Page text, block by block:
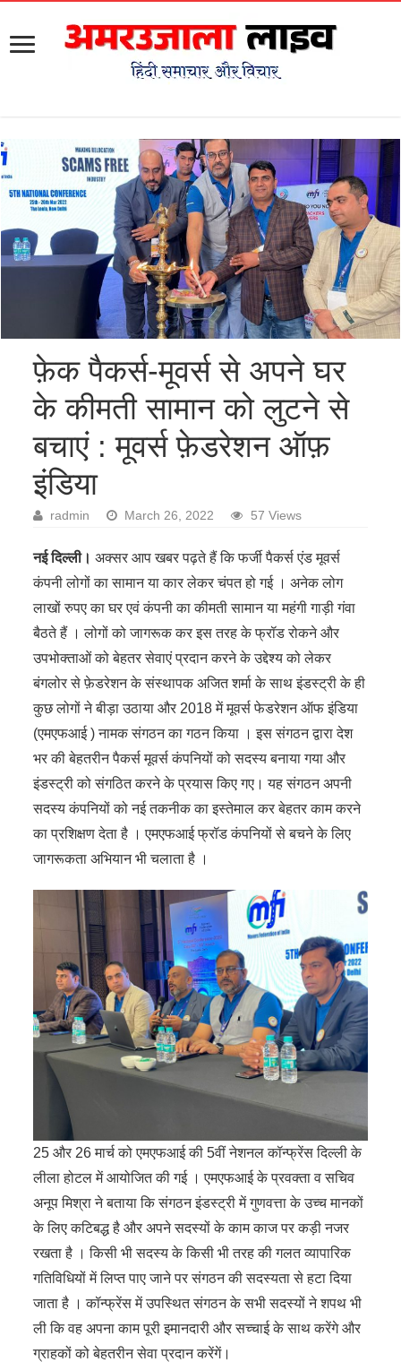
फ़ेक पैकर्स-मूवर्स से अपने घर
के कीमती सामान को लुटने से
बचाएं : मूवर्स फ़ेडरेशन ऑफ़
इंडिया
radmin March 26, 2022 57 Views
नई दिल्ली। अक्सर आप खबर पढ़ते हैं कि फर्जी पैकर्स एंड मूवर्स
कंपनी लोगों का सामान या कार लेकर चंपत हो गई । अनेक लोग
लाखों रुपए का घर एवं कंपनी का कीमती सामान या महंगी गाड़ी गंवा
बैठते हैं । लोगों को जागरूक कर इस तरह के फ्रॉड रोकने और
उपभोक्ताओं को बेहतर सेवाएं प्रदान करने के उद्देश्य को लेकर
बंगलोर से फ़ेडरेशन के संस्थापक अजित शर्मा के साथ इंडस्ट्री के ही
कुछ लोगों ने बीड़ा उठाया और 2018 में मूवर्स फेडरेशन ऑफ इंडिया
(एमएफआई ) नामक संगठन का गठन किया । इस संगठन द्वारा देश
भर की बेहतरीन पैकर्स मूवर्स कंपनियों को सदस्य बनाया गया और
इंडस्ट्री को संगठित करने के प्रयास किए गए। यह संगठन अपनी
सदस्य कंपनियों को नई तकनीक का इस्तेमाल कर बेहतर काम करने
का प्रशिक्षण देता है । एमएफआई फ्रॉड कंपनियों से बचने के लिए
जागरूकता अभियान भी चलाता है ।
25 और 26 मार्च को एमएफआई की 5वीं नेशनल कॉन्फ्रेंस दिल्ली के
लीला होटल में आयोजित की गई । एमएफआई के प्रवक्ता व सचिव
अनूप मिश्रा ने बताया कि संगठन इंडस्ट्री में गुणवत्ता के उच्च मानकों
के लिए कटिबद्ध है और अपने सदस्यों के काम काज पर कड़ी नजर
रखता है । किसी भी सदस्य के किसी भी तरह की गलत व्यापारिक
गतिविधियों में लिप्त पाए जाने पर संगठन की सदस्यता से हटा दिया
जाता है । कॉन्फ्रेंस में उपस्थित संगठन के सभी सदस्यों ने शपथ भी
ली कि वह अपना काम पूरी इमानदारी और सच्चाई के साथ करेंगे और
ग्राहकों को बेहतरीन सेवा प्रदान करेंगें।